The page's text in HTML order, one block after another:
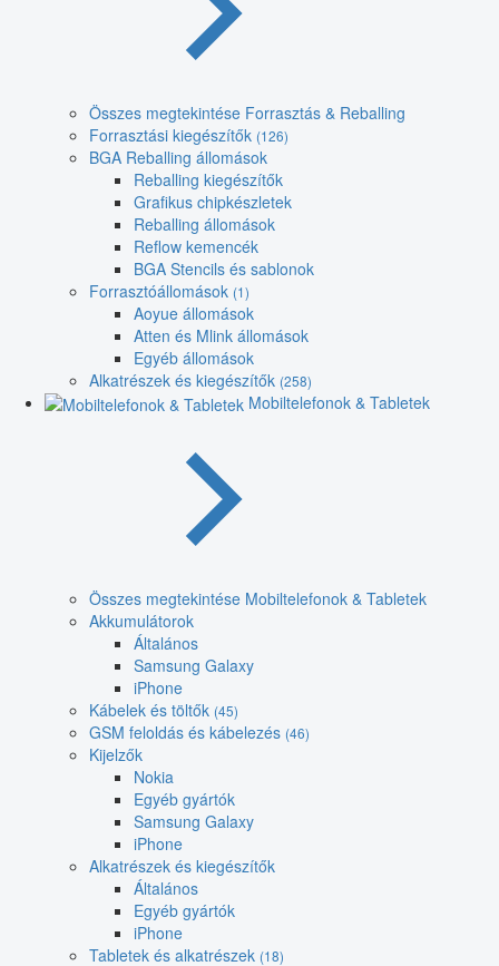
Összes megtekintése Forrasztás & Reballing
Forrasztási kiegészítők (126)
BGA Reballing állomások
Reballing kiegészítők
Grafikus chipkészletek
Reballing állomások
Reflow kemencék
BGA Stencils és sablonok
Forrasztóállomások (1)
Aoyue állomások
Atten és Mlink állomások
Egyéb állomások
Alkatrészek és kiegészítők (258)
Mobiltelefonok & Tabletek
Összes megtekintése Mobiltelefonok & Tabletek
Akkumulátorok
Általános
Samsung Galaxy
iPhone
Kábelek és töltők (45)
GSM feloldás és kábelezés (46)
Kijelzők
Nokia
Egyéb gyártók
Samsung Galaxy
iPhone
Alkatrészek és kiegészítők
Általános
Egyéb gyártók
iPhone
Tabletek és alkatrészek (18)